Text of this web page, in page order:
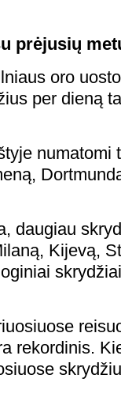
prėjusių
oro
per dieną
numatomi
daugiau
Kijevą,
rekordinis.